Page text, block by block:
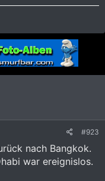
#923
nach Bangkok.
war ereignislos.